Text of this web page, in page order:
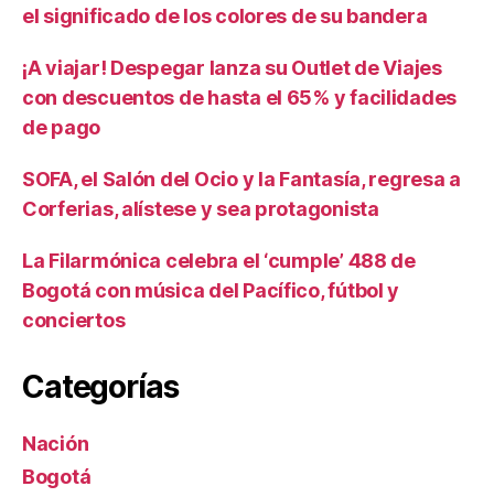
el significado de los colores de su bandera
¡A viajar! Despegar lanza su Outlet de Viajes
con descuentos de hasta el 65% y facilidades
de pago
SOFA, el Salón del Ocio y la Fantasía, regresa a
Corferias, alístese y sea protagonista
La Filarmónica celebra el ‘cumple’ 488 de
Bogotá con música del Pacífico, fútbol y
conciertos
Categorías
Nación
Bogotá